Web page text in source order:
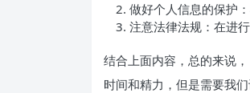
做好个人信息的保护
注意法律法规：在进
结合上面内容，总的来说
时间和精力，但是需要我